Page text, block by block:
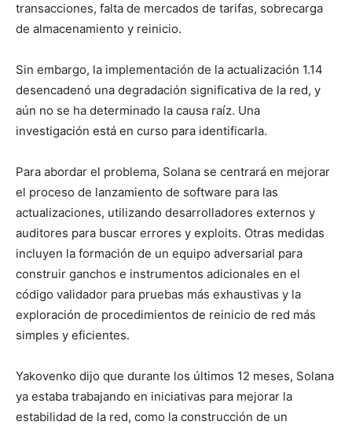
transacciones, falta de mercados de tarifas, sobrecarga
de almacenamiento y reinicio.
Sin embargo, la implementación de la actualización 1.14
desencadenó una degradación significativa de la red, y
aún no se ha determinado la causa raíz. Una
investigación está en curso para identificarla.
Para abordar el problema, Solana se centrará en mejorar
el proceso de lanzamiento de software para las
actualizaciones, utilizando desarrolladores externos y
auditores para buscar errores y exploits. Otras medidas
incluyen la formación de un equipo adversarial para
construir ganchos e instrumentos adicionales en el
código validador para pruebas más exhaustivas y la
exploración de procedimientos de reinicio de red más
simples y eficientes.
Yakovenko dijo que durante los últimos 12 meses, Solana
ya estaba trabajando en iniciativas para mejorar la
estabilidad de la red, como la construcción de un